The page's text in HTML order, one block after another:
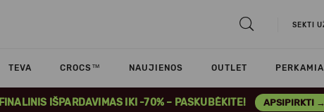
SEKTI
TEVA CROCS™ NAUJIENOS OUTLET
FINALINIS IŠPARDAVIMAS IKI -70% – PASKUBĖKITE! APSIPIRKTI →